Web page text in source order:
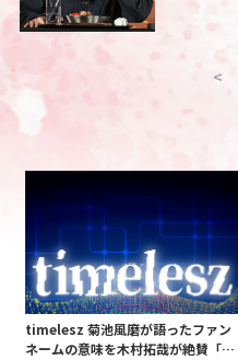
<
timelesz 菊池風磨が語ったファン
ネームの意味を木村拓哉が絶賛「考